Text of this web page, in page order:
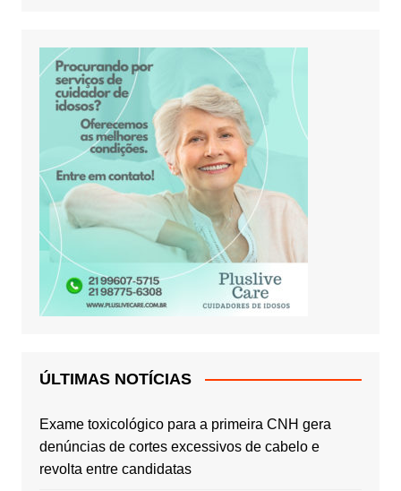
ÚLTIMAS NOTÍCIAS
Exame toxicológico para a primeira CNH gera
denúncias de cortes excessivos de cabelo e
revolta entre candidatas